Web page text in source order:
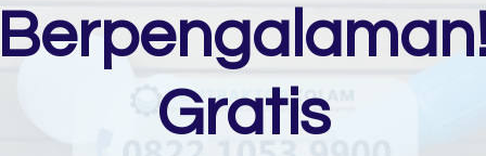
Gratis